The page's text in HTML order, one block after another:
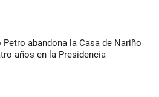
Petro abandona la Casa de Nariño
años en la Presidencia